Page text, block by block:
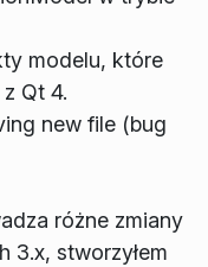
modelu, które
Qt 4.
new file (bug
różne zmiany
3.x, stworzyłem